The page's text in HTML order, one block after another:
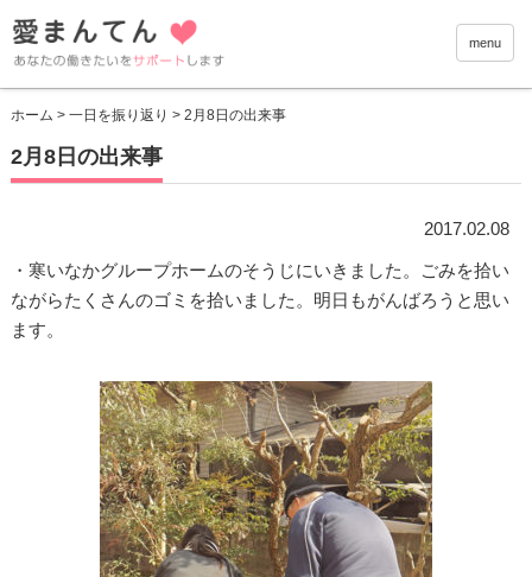
愛まん
menu
ホーム > 一日を振り返り > 2月8日の出来事
2月8日の出来事
2017.02.08
・寒いなかグループホームのそうじにいきました。ごみを拾い
ながらたくさんのゴミを拾いました。明日もがんばろうと思い
ます。